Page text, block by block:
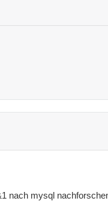
nach mysql